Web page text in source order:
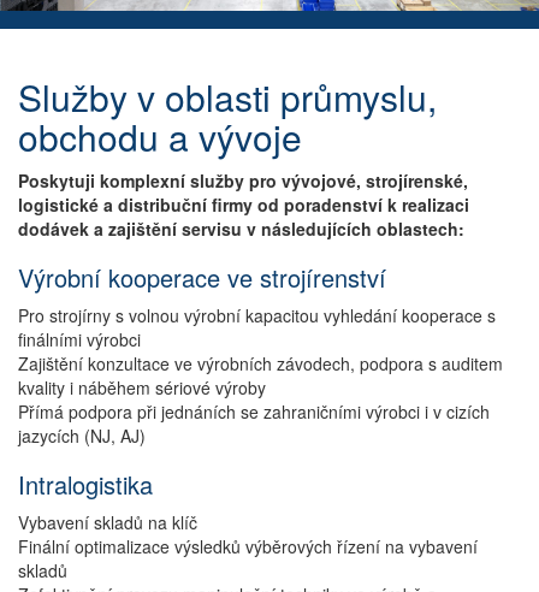
Služby v oblasti průmyslu,
obchodu a vývoje
Poskytuji komplexní služby pro vývojové, strojírenské,
logistické a distribuční firmy od poradenství k realizaci
dodávek a zajištění servisu v následujících oblastech:
Výrobní kooperace ve strojírenství
Pro strojírny s volnou výrobní kapacitou vyhledání kooperace s
finálními výrobci
Zajištění konzultace ve výrobních závodech, podpora s auditem
kvality i náběhem sériové výroby
Přímá podpora při jednáních se zahraničními výrobci i v cizích
jazycích (NJ, AJ)
Intralogistika
Vybavení skladů na klíč
Finální optimalizace výsledků výběrových řízení na vybavení
skladů